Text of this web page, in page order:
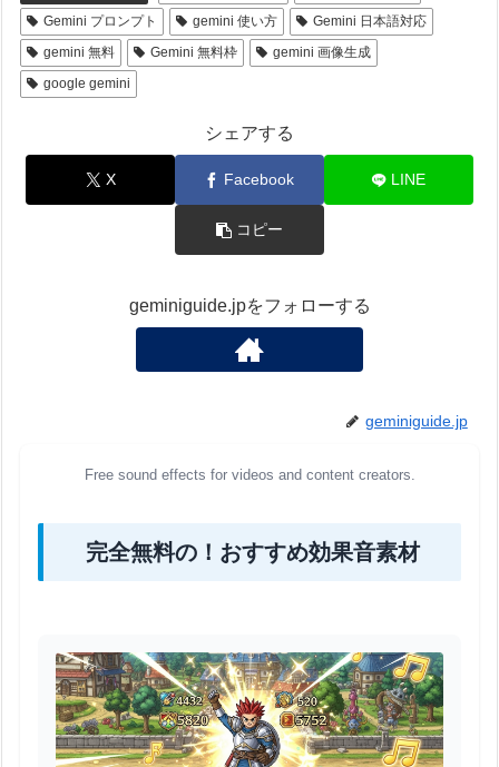
Gemini プロンプト
gemini 使い方
Gemini 日本語対応
gemini 無料
Gemini 無料枠
gemini 画像生成
google gemini
シェアする
X Facebook LINE
コピー
geminiguide.jpをフォローする
geminiguide.jp
Free sound effects for videos and content creators.
完全無料の！おすすめ効果音素材